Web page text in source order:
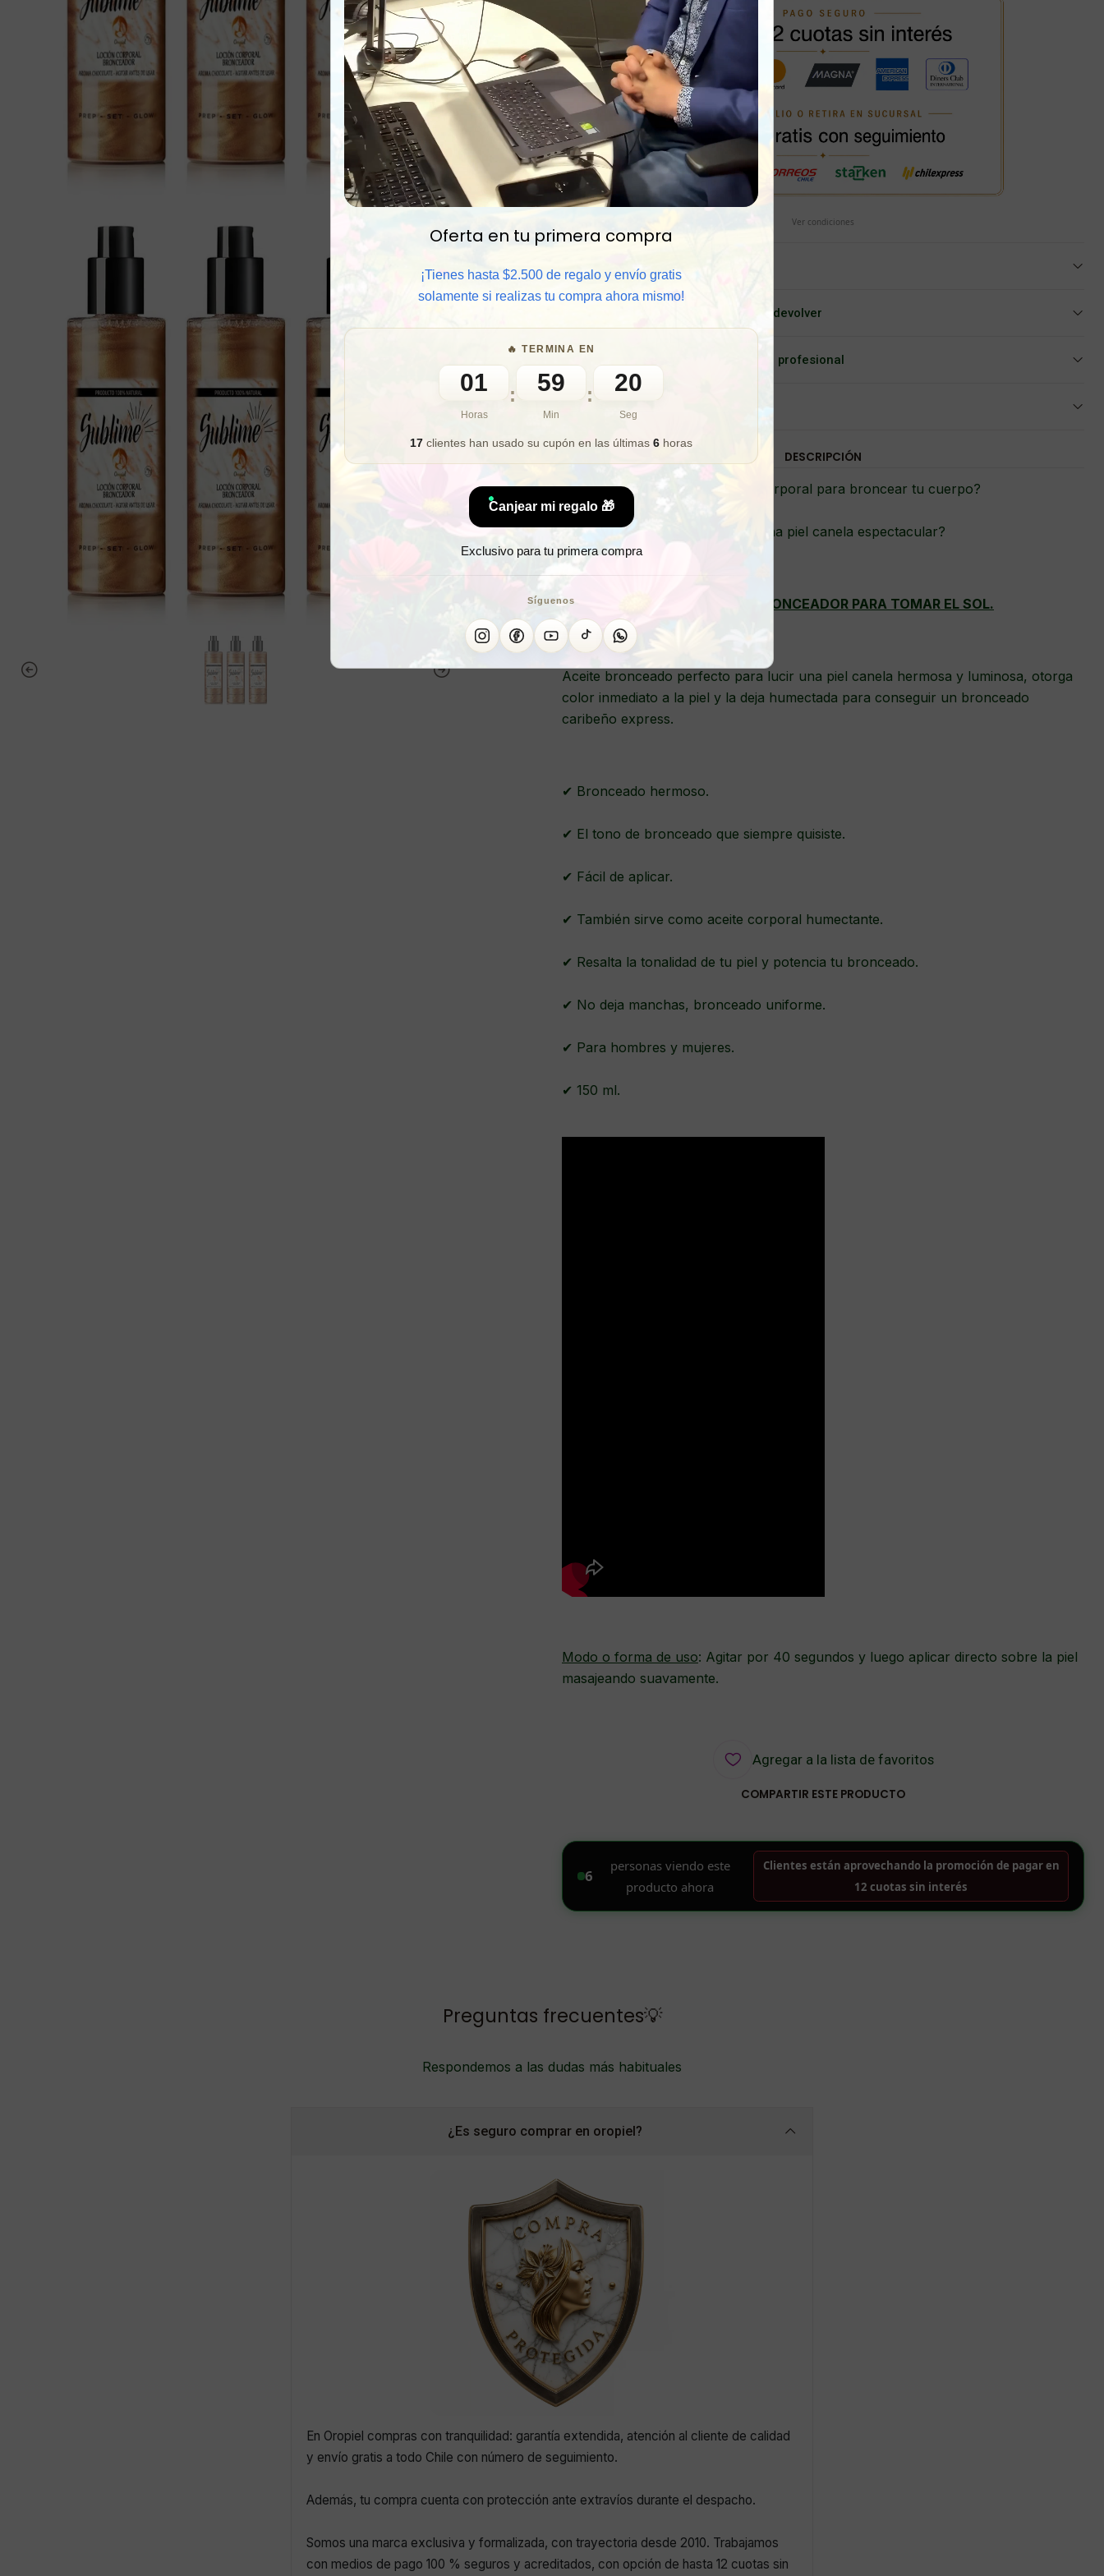
Oferta en tu primera compra
¡Tienes hasta $2.500 de regalo y envío gratis
solamente si realizas tu compra ahora mismo!
🔥 TERMINA EN
01
Horas
: 59
Min
: 17
Seg
17 clientes han usado su cupón en las últimas 6 horas
Canjear mi regalo 🎁
Exclusivo para tu primera compra
Síguenos
Ver condiciones
📦 Comprar al por mayor
⏰ Garantía 8 meses para cambiar o devolver
🧑‍💼 Atención al cliente y/o Asesoría profesional
🎁 Lo quiero para regalo
DESCRIPCIÓN
¿Buscas aceite corporal para broncear tu cuerpo?
¿Quieres una piel canela espectacular?
PACK 3 ACEITE BRONCEADOR PARA TOMAR EL SOL.
Aceite bronceado perfecto para lucir una piel canela hermosa y luminosa, otorga
color inmediato a la piel y la deja humectada para conseguir un bronceado
caribeño express.
✔ Bronceado hermoso.
✔ El tono de bronceado que siempre quisiste.
✔ Fácil de aplicar.
✔ También sirve como aceite corporal humectante.
✔ Resalta la tonalidad de tu piel y potencia tu bronceado.
✔ No deja manchas, bronceado uniforme.
✔ Para hombres y mujeres.
✔ 150 ml.
Modo o forma de uso: Agitar por 40 segundos y luego aplicar directo sobre la piel
masajeando suavamente.
Agregar a la lista de favoritos
COMPARTIR ESTE PRODUCTO
Preguntas frecuentes💡
Respondemos a las dudas más habituales
¿Es seguro comprar en oropiel?
En Oropiel compras con tranquilidad: garantía extendida, atención al cliente de calidad
y envío gratis a todo Chile con número de seguimiento.
Además, tu compra cuenta con protección ante extravíos durante el despacho.
Somos una marca exclusiva y formalizada, con trayectoria desde 2010. Trabajamos
con medios de pago 100 % seguros y acreditados, con opción de hasta 12 cuotas sin